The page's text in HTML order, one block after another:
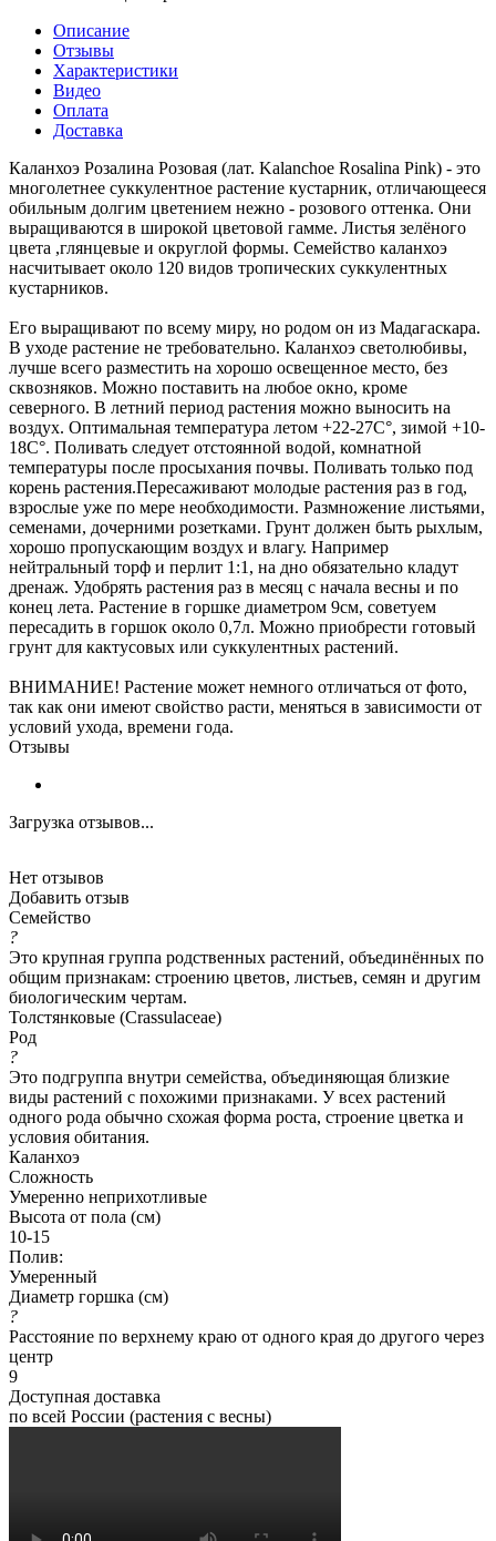
Описание
Отзывы
Характеристики
Видео
Оплата
Доставка
Каланхоэ Розалина Розовая (лат. Kalanchoe Rosalina Pink) - это
многолетнее суккулентное растение кустарник, отличающееся
обильным долгим цветением нежно - розового оттенка. Они
выращиваются в широкой цветовой гамме. Листья зелёного
цвета ,глянцевые и округлой формы. Семейство каланхоэ
насчитывает около 120 видов тропических суккулентных
кустарников.
Его выращивают по всему миру, но родом он из Мадагаскара.
В уходе растение не требовательно. Каланхоэ светолюбивы,
лучше всего разместить на хорошо освещенное место, без
сквозняков. Можно поставить на любое окно, кроме
северного. В летний период растения можно выносить на
воздух. Оптимальная температура летом +22-27С°, зимой +10-
18С°. Поливать следует отстоянной водой, комнатной
температуры после просыхания почвы. Поливать только под
корень растения.Пересаживают молодые растения раз в год,
взрослые уже по мере необходимости. Размножение листьями,
семенами, дочерними розетками. Грунт должен быть рыхлым,
хорошо пропускающим воздух и влагу. Например
нейтральный торф и перлит 1:1, на дно обязательно кладут
дренаж. Удобрять растения раз в месяц с начала весны и по
конец лета. Растение в горшке диаметром 9см, советуем
пересадить в горшок около 0,7л. Можно приобрести готовый
грунт для кактусовых или суккулентных растений.
ВНИМАНИЕ! Растение может немного отличаться от фото,
так как они имеют свойство расти, меняться в зависимости от
условий ухода, времени года.
Отзывы
Загрузка отзывов...
Нет отзывов
Добавить отзыв
Семейство
?
Это крупная группа родственных растений, объединённых по
общим признакам: строению цветов, листьев, семян и другим
биологическим чертам.
Толстянковые (Crassulaceae)
Род
?
Это подгруппа внутри семейства, объединяющая близкие
виды растений с похожими признаками. У всех растений
одного рода обычно схожая форма роста, строение цветка и
условия обитания.
Каланхоэ
Сложность
Умеренно неприхотливые
Высота от пола (см)
10-15
Полив:
Умеренный
Диаметр горшка (см)
?
Расстояние по верхнему краю от одного края до другого через
центр
9
Доступная доставка
по всей России (растения с весны)